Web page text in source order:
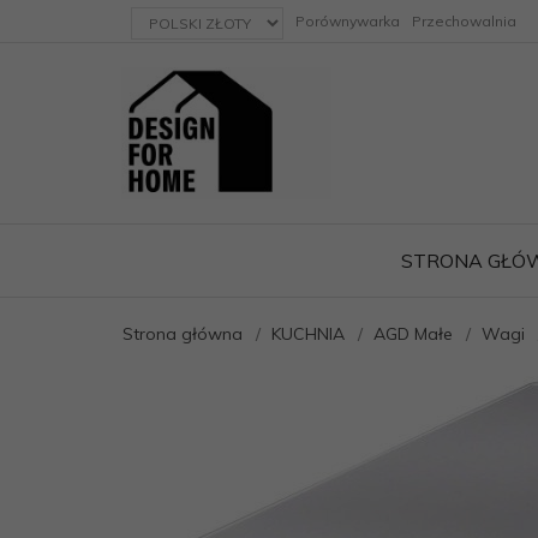
currency_h Porównywarka Przechowalnia
STRONA
Strona główna KUCHNIA AGD Małe Wagi